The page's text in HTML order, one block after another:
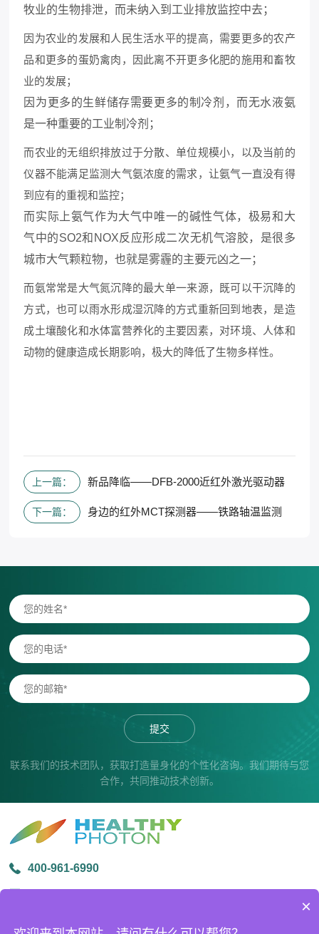
牧业的生物排泄，而未纳入到工业排放监控中去；
因为农业的发展和人民生活水平的提高，需要更多的农产
品和更多的蛋奶禽肉，因此离不开更多化肥的施用和畜牧
业的发展；
因为更多的生鲜储存需要更多的制冷剂，而无水液氨
是一种重要的工业制冷剂；
而农业的无组织排放过于分散、单位规模小，以及当前的
仪器不能满足监测大气氨浓度的需求，让氨气一直没有得
到应有的重视和监控；
而实际上氨气作为大气中唯一的碱性气体，极易和大
气中的SO2和NOX反应形成二次无机气溶胶，是很多
城市大气颗粒物，也就是雾霾的主要元凶之一；
而氨常常是大气氮沉降的最大单一来源，既可以干沉降的
方式，也可以雨水形成湿沉降的方式重新回到地表，是造
成土壤酸化和水体富营养化的主要因素，对环境、人体和
动物的健康造成长期影响，极大的降低了生物多样性。
上一篇： 新品降临——DFB-2000近红外激光驱动器
下一篇： 身边的红外MCT探测器——铁路轴温监测
提交
联系我们的技术团队，获取打造量身化的个性化咨询。我们期待与您
合作，共同推动技术创新。
400-961-6990
info@healthyphoton.com
×